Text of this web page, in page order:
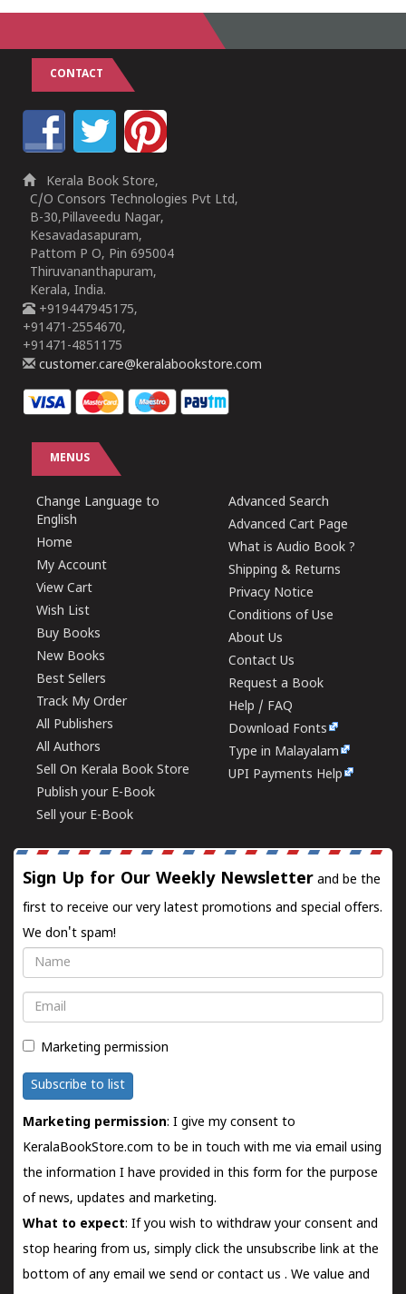
CONTACT
Kerala Book Store,
C/O Consors Technologies Pvt Ltd,
B-30,Pillaveedu Nagar,
Kesavadasapuram,
Pattom P O, Pin 695004
Thiruvananthapuram,
Kerala, India.
+919447945175,
+91471-2554670,
+91471-4851175
customer.care@keralabookstore.com
MENUS
Change Language to
English
Home
My Account
View Cart
Wish List
Buy Books
New Books
Best Sellers
Track My Order
All Publishers
All Authors
Sell On Kerala Book Store
Publish your E-Book
Sell your E-Book
Advanced Search
Advanced Cart Page
What is Audio Book ?
Shipping & Returns
Privacy Notice
Conditions of Use
About Us
Contact Us
Request a Book
Help / FAQ
Download Fonts
Type in Malayalam
UPI Payments Help
Sign Up for Our Weekly Newsletter and be the
first to receive our very latest promotions and special offers.
We don't spam!
Name
Email
Marketing permission
Subscribe to list
Marketing permission: I give my consent to
KeralaBookStore.com to be in touch with me via email using
the information I have provided in this form for the purpose
of news, updates and marketing.
What to expect: If you wish to withdraw your consent and
stop hearing from us, simply click the unsubscribe link at the
bottom of any email we send orcontact us . We value and